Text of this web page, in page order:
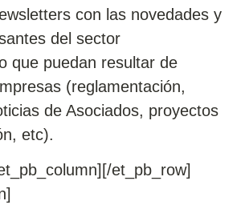
con las novedades y
del sector
que puedan resultar de
(reglamentación,
de Asociados, proyectos
etc).
et_pb_row]